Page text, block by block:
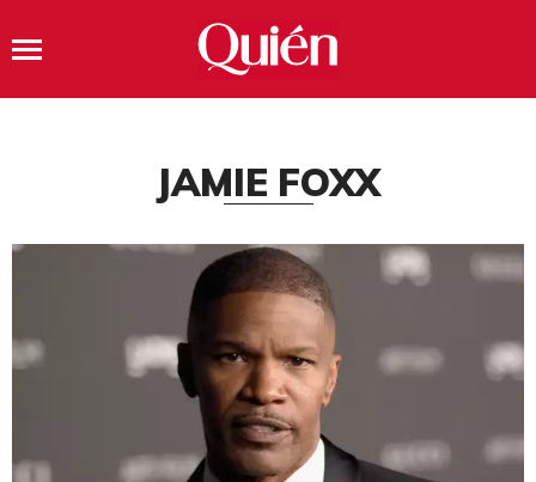
JAMIE FOXX